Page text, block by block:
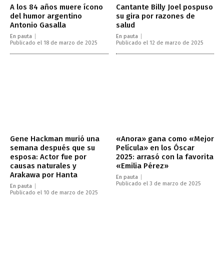
A los 84 años muere ícono
del humor argentino
Antonio Gasalla
En pauta
Publicado el 18 de marzo de 2025
Cantante Billy Joel pospuso
su gira por razones de
salud
En pauta
Publicado el 12 de marzo de 2025
Gene Hackman murió una
semana después que su
esposa: Actor fue por
causas naturales y
Arakawa por Hanta
En pauta
Publicado el 10 de marzo de 2025
«Anora» gana como «Mejor
Película» en los Óscar
2025: arrasó con la favorita
«Emilia Pérez»
En pauta
Publicado el 3 de marzo de 2025